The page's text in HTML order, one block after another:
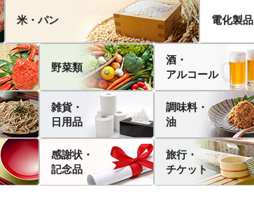
米・パン 電化製品
野菜類
酒・
アルコール
雑貨・
日用品
調味料・
油
感謝状・
記念品
旅行・
チケット